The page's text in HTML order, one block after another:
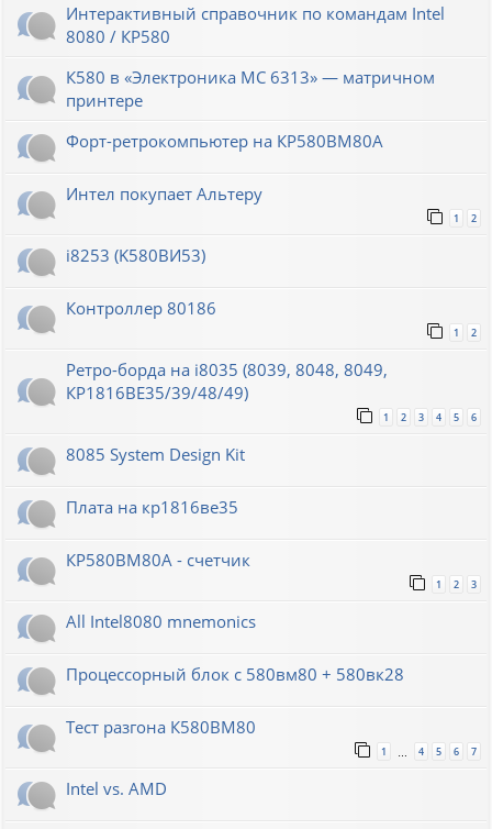
Интерактивный справочник по командам Intel
8080 / КР580
К580 в «Электроника МС 6313» — матричном
принтере
Форт-ретрокомпьютер на КР580ВМ80А
Интел покупает Альтеру
1 2
i8253 (K580ВИ53)
Контроллер 80186
1 2
Ретро-борда на i8035 (8039, 8048, 8049,
КР1816ВЕ35/39/48/49)
1 2 3 4 5 6
8085 System Design Kit
Плата на кр1816ве35
КР580ВМ80А - счетчик
1 2 3
All Intel8080 mnemonics
Процессорный блок с 580вм80 + 580вк28
Тест разгона К580ВМ80
1 … 4 5 6 7
Intel vs. AMD